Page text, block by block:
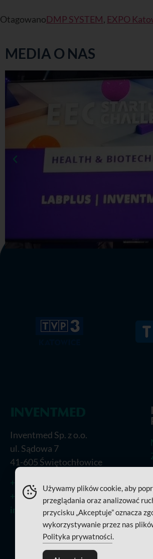
OtagowanoDMP SYSTEM, EXPO
MEDIA O NAS
Inventmed Sp. z o.o.
ul. Sądowa 7
41-605 Świętochłowice
+48 (32) 770 95 95
+48 (32) 770 95 85
info@inventmed.pl
Używamy plików cookie, aby
przeglądania oraz analizować
przycisku „Akceptuje” oznacza
wykorzystywanie przez nas
Polityka prywatności.